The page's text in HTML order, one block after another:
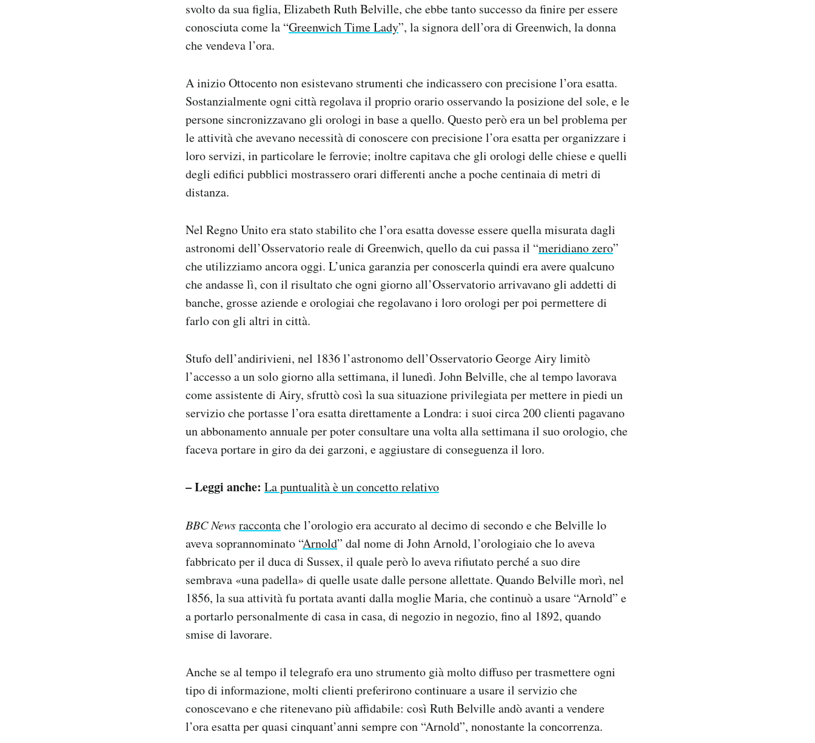
svolto da sua figlia, Elizabeth Ruth Belville, che ebbe tanto successo da finire per essere
conosciuta come la “Greenwich Time Lady”, la signora dell’ora di Greenwich, la donna
che vendeva l’ora.
A inizio Ottocento non esistevano strumenti che indicassero con precisione l’ora esatta.
Sostanzialmente ogni città regolava il proprio orario osservando la posizione del sole, e le
persone sincronizzavano gli orologi in base a quello. Questo però era un bel problema per
le attività che avevano necessità di conoscere con precisione l’ora esatta per organizzare i
loro servizi, in particolare le ferrovie; inoltre capitava che gli orologi delle chiese e quelli
degli edifici pubblici mostrassero orari differenti anche a poche centinaia di metri di
distanza.
Nel Regno Unito era stato stabilito che l’ora esatta dovesse essere quella misurata dagli
astronomi dell’Osservatorio reale di Greenwich, quello da cui passa il “meridiano zero”
che utilizziamo ancora oggi. L’unica garanzia per conoscerla quindi era avere qualcuno
che andasse lì, con il risultato che ogni giorno all’Osservatorio arrivavano gli addetti di
banche, grosse aziende e orologiai che regolavano i loro orologi per poi permettere di
farlo con gli altri in città.
Stufo dell’andirivieni, nel 1836 l’astronomo dell’Osservatorio George Airy limitò
l’accesso a un solo giorno alla settimana, il lunedì. John Belville, che al tempo lavorava
come assistente di Airy, sfruttò così la sua situazione privilegiata per mettere in piedi un
servizio che portasse l’ora esatta direttamente a Londra: i suoi circa 200 clienti pagavano
un abbonamento annuale per poter consultare una volta alla settimana il suo orologio, che
faceva portare in giro da dei garzoni, e aggiustare di conseguenza il loro.
– Leggi anche: La puntualità è un concetto relativo
BBC Newsraccontache l’orologio era accurato al decimo di secondo e che Belville lo
aveva soprannominato “Arnold” dal nome di John Arnold, l’orologiaio che lo aveva
fabbricato per il duca di Sussex, il quale però lo aveva rifiutato perché a suo dire
sembrava «una padella» di quelle usate dalle persone allettate. Quando Belville morì, nel
1856, la sua attività fu portata avanti dalla moglie Maria, che continuò a usare “Arnold” e
a portarlo personalmente di casa in casa, di negozio in negozio, fino al 1892, quando
smise di lavorare.
Anche se al tempo il telegrafo era uno strumento già molto diffuso per trasmettere ogni
tipo di informazione, molti clienti preferirono continuare a usare il servizio che
conoscevano e che ritenevano più affidabile: così Ruth Belville andò avanti a vendere
l’ora esatta per quasi cinquant’anni sempre con “Arnold”, nonostante la concorrenza.